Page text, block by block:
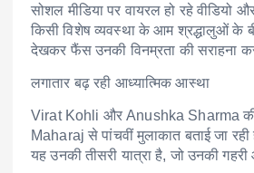
सोशल मीडिया पर वायरल हो रहे वीडियो और
किसी विशेष व्यवस्था के आम श्रद्धालुओं के
देखकर फैंस उनकी विनम्रता की सराहना
लगातार बढ़ रही आध्यात्मिक आस्था
Virat Kohli औरAnushka Sharma
Maharaj से पांचवीं मुलाकात बताई जा
यह उनकी तीसरी यात्रा है, जो उनकी गहरी